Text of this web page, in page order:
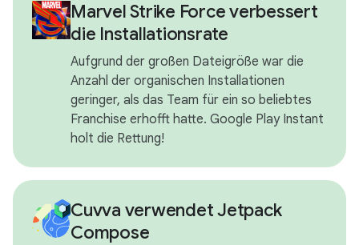
Marvel Strike Force verbessert
die Installationsrate
Aufgrund der großen Dateigröße war die
Anzahl der organischen Installationen
geringer, als das Team für ein so beliebtes
Franchise erhofft hatte. Google Play Instant
holt die Rettung!
Cuvva verwendet Jetpack
Compose